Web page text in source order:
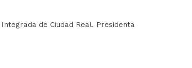
de Ciudad Real. Presidenta